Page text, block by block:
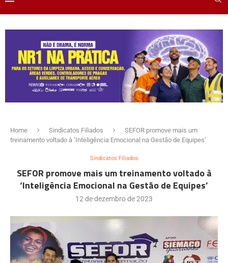
Home Sindicatos Filiados
SEFOR promove mais um
treinamento voltado à ‘Inteligência Emocional na Gestão de Equipes’
Sindicatos Filiados
SEFOR promove mais um treinamento voltado à
‘Inteligência Emocional na Gestão de Equipes’
12 de dezembro de 2023